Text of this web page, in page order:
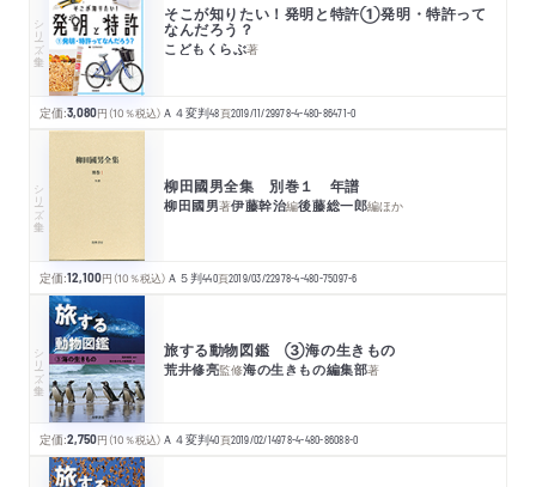
シリーズ・全集 そこが知りたい！発明と特許①発明・特許って
なんだろう？
こどもくらぶ著
定価:3,080円 （10％税込） Ａ４変判48頁2019/11/29978-4-480-86471-0
シリーズ・全集 柳田國男全集 別巻１ 年譜
柳田國男著伊藤幹治編後藤総一郎編ほか
定価:12,100円 （10％税込） Ａ５判440頁2019/03/22978-4-480-75097-6
シリーズ・全集 旅する動物図鑑 ③海の生きもの
荒井修亮監修海の生きもの編集部著
定価:2,750円 （10％税込） Ａ４変判40頁2019/02/14978-4-480-86088-0